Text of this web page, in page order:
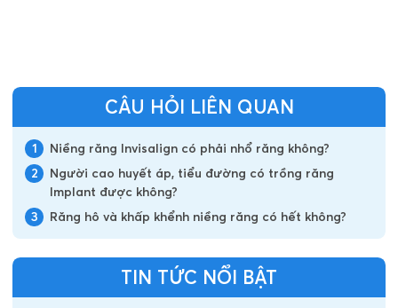
CÂU HỎI LIÊN QUAN
1
Niềng răng Invisalign có phải nhổ răng không?
2
Người cao huyết áp, tiểu đường có trồng răng
Implant được không?
3
Răng hô và khấp khểnh niềng răng có hết không?
TIN TỨC NỔI BẬT